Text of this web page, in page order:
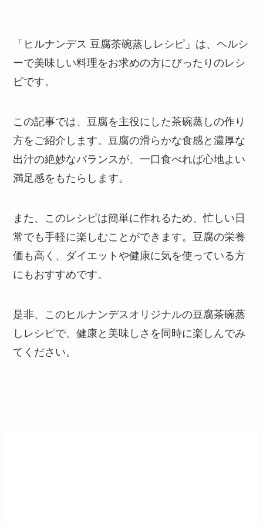
「ヒルナンデス 豆腐茶碗蒸しレシピ」は、ヘルシ
ーで美味しい料理をお求めの方にぴったりのレシ
ピです。
この記事では、豆腐を主役にした茶碗蒸しの作り
方をご紹介します。豆腐の滑らかな食感と濃厚な
出汁の絶妙なバランスが、一口食べれば心地よい
満足感をもたらします。
また、このレシピは簡単に作れるため、忙しい日
常でも手軽に楽しむことができます。豆腐の栄養
価も高く、ダイエットや健康に気を使っている方
にもおすすめです。
是非、このヒルナンデスオリジナルの豆腐茶碗蒸
しレシピで、健康と美味しさを同時に楽しんでみ
てください。